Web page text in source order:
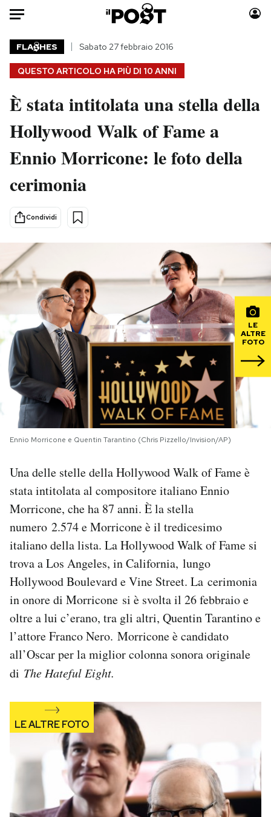
Auto
HOME
Italia
Politica
Tecnologia
Scienza
Cultura
Economia
Sport
Moda
Consumismi
Storie/Idee
PODCAST
NEWSLETTER
I MIEI PREFERITI
SHOP
AREA PERSONALE
Area Personale
Notifiche mobile
Regala il Post
Hai bisogno di aiuto?
Esci
QUESTO ARTICOLO HA PIÙ DI 10 ANNI
FLA HES Sabato 27 febbraio 2016
È stata intitolata una stella della
Hollywood Walk of Fame a
Ennio Morricone: le foto della
cerimonia
Condividi
LE
ALTRE
FOTO
Ennio Morricone e Quentin Tarantino (Chris Pizzello/Invision/AP)
Una delle stelle della Hollywood Walk of Fame è
stata intitolata al compositore italiano Ennio
Morricone, che ha 87 anni. È la stella
numero 2.574 e Morricone è il tredicesimo
italiano della lista. La Hollywood Walk of Fame si
trova a Los Angeles, in California, lungo
Hollywood Boulevard e Vine Street. La cerimonia
in onore di Morricone si è svolta il 26 febbraio e
oltre a lui c’erano, tra gli altri, Quentin Tarantino e
l’attore Franco Nero. Morricone è candidato
all’Oscar per la miglior colonna sonora originale
di The Hateful Eight.